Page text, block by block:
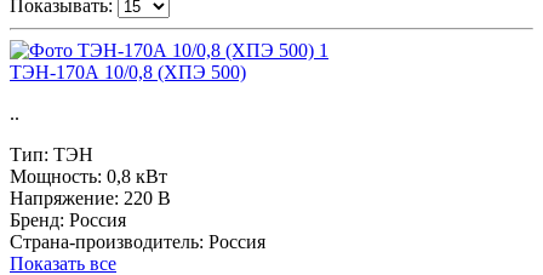
Показывать:
ТЭН-170А 10/0,8 (ХПЭ 500)
..
Тип: ТЭН
Мощность: 0,8 кВт
Напряжение: 220 В
Бренд: Россия
Страна-производитель: Россия
Показать все